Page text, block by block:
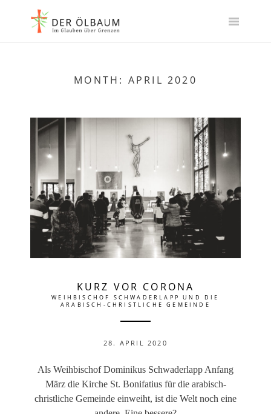
MONTH: APRIL 2020
KURZ VOR CORONA
WEIHBISCHOF SCHWADERLAPP UND DIE
ARABISCH-CHRISTLICHE GEMEINDE
28. APRIL 2020
Als Weihbischof Dominikus Schwaderlapp Anfang
März die Kirche St. Bonifatius für die arabisch-
christliche Gemeinde einweiht, ist die Welt noch eine